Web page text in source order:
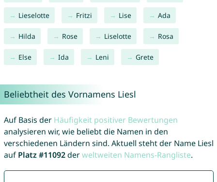
Lieselotte Fritzi Lise Ada
Hilda Rose Liselotte Rosa
Else Ida Leni Grete
Beliebtheit des Vornamens Liesl
Auf Basis der Häufigkeit positiver Bewertungen
analysieren wir, wie beliebt die Namen in den
verschiedenen Ländern sind. Aktuell steht der Name Liesl
auf Platz #11092derweltweiten Namens-Rangliste.